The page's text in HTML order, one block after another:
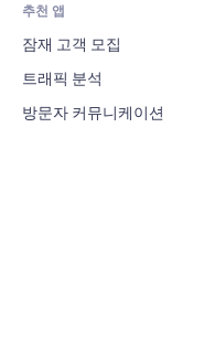
일기예보
차트 및 표
CRM
추천 앱
잠재 고객 모집
트래픽 분석
방문자 커뮤니케이션